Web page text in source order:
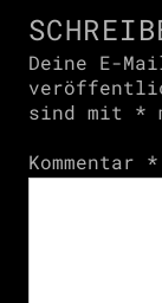
Deine E-
sind mit *
Kommentar *